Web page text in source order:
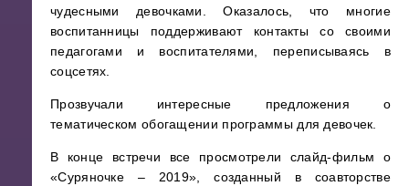
чудесными девочками. Оказалось, что многие
воспитанницы поддерживают контакты со своими
педагогами и воспитателями, переписываясь в
соцсетях.
Прозвучали интересные предложения о
тематическом обогащении программы для девочек.
В конце встречи все просмотрели слайд-фильм о
«Суряночке – 2019», созданный в соавторстве